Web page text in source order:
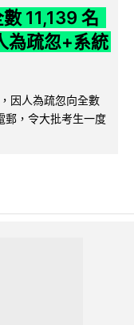
11,139 名
為疏忽+系統
因人為疏忽向全數
郵，令大批考生一度